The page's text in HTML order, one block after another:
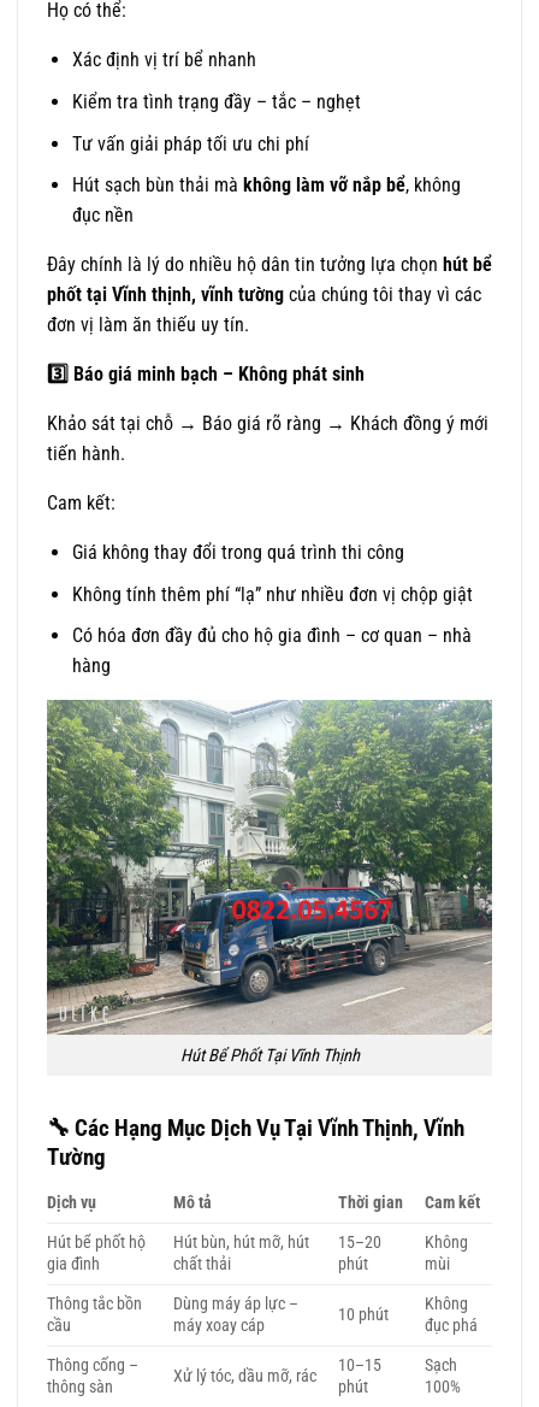
Họ có thể:
Xác định vị trí bể nhanh
Kiểm tra tình trạng đầy – tắc – nghẹt
Tư vấn giải pháp tối ưu chi phí
Hút sạch bùn thải mà không làm vỡ nắp bể, không
đục nền
Đây chính là lý do nhiều hộ dân tin tưởng lựa chọn hút bể
phốt tại Vĩnh thịnh, vĩnh tường của chúng tôi thay vì các
đơn vị làm ăn thiếu uy tín.
3️ Báo giá minh bạch – Không phát sinh
Khảo sát tại chỗ → Báo giá rõ ràng → Khách đồng ý mới
tiến hành.
Cam kết:
Giá không thay đổi trong quá trình thi công
Không tính thêm phí “lạ” như nhiều đơn vị chộp giật
Có hóa đơn đầy đủ cho hộ gia đình – cơ quan – nhà
hàng
Hút Bể Phốt Tại Vĩnh Thịnh
🔧 Các Hạng Mục Dịch Vụ Tại Vĩnh Thịnh, Vĩnh
Tường
Dịch vụ Mô tả Thời gian
Cam kết
Hút bể phốt hộ
gia đình
Hút bùn, hút mỡ, hút
chất thải
15–20
phút
Không
mùi
Thông tắc bồn
cầu
Dùng máy áp lực –
máy xoay cáp
10 phút
Không
đục phá
Thông cống –
thông sàn
Xử lý tóc, dầu mỡ, rác
10–15
phút
Sạch
100%